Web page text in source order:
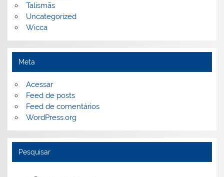
Talismãs
Uncategorized
Wicca
Meta
Acessar
Feed de posts
Feed de comentários
WordPress.org
Pesquisar